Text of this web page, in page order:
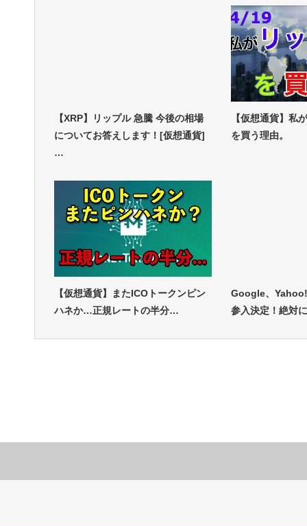
【XRP】リップル 急騰 今後の相場
についてお答えします！[仮想通貨]
…
【仮想通貨】私
を買う理由。
【仮想通貨】またICOトークンピン
ハネか…正規レートの半分…
Google、
参入決定！絶対